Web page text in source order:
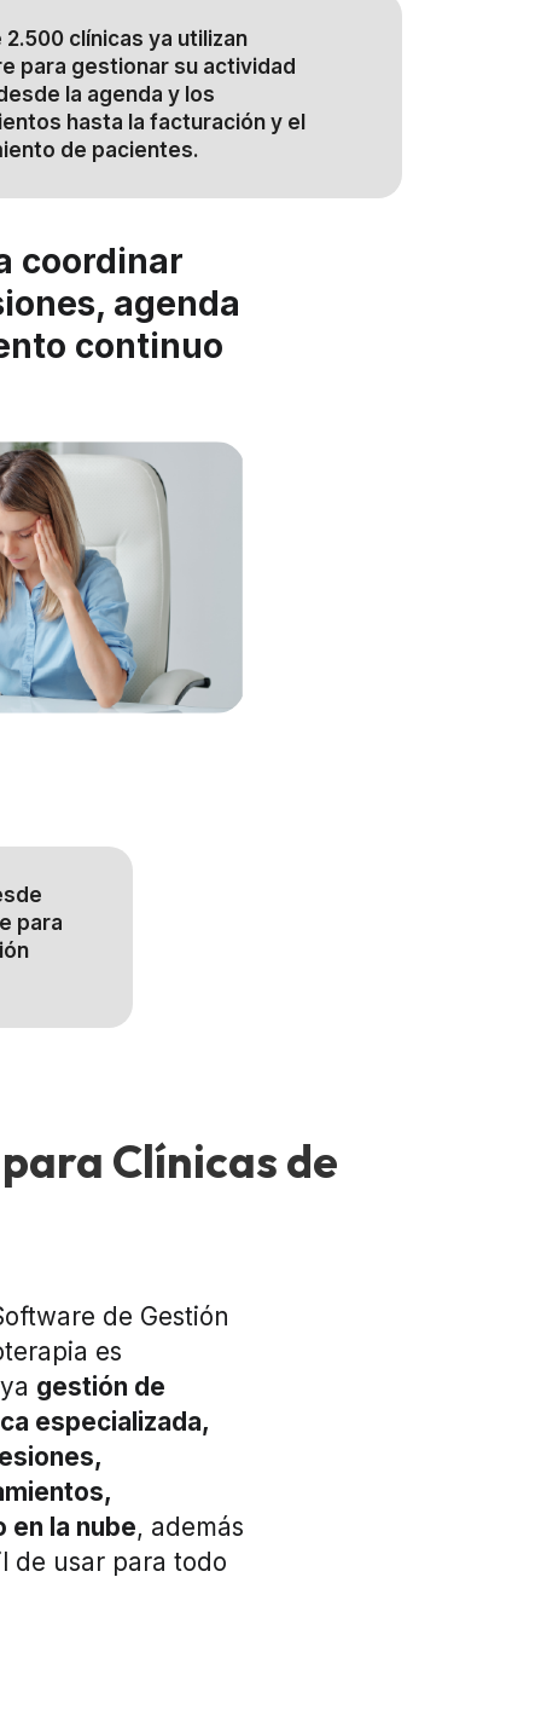
2.500 clínicas ya utilizan
para gestionar su actividad
la agenda y los
hasta la facturación y el
de pacientes.
coordinar
agenda
continuo
para
Clínicas de
de Gestión
es
gestión de
especializada,
en la nube, además
de usar para todo